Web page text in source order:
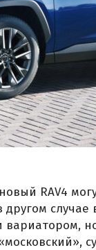
RAV4
случае